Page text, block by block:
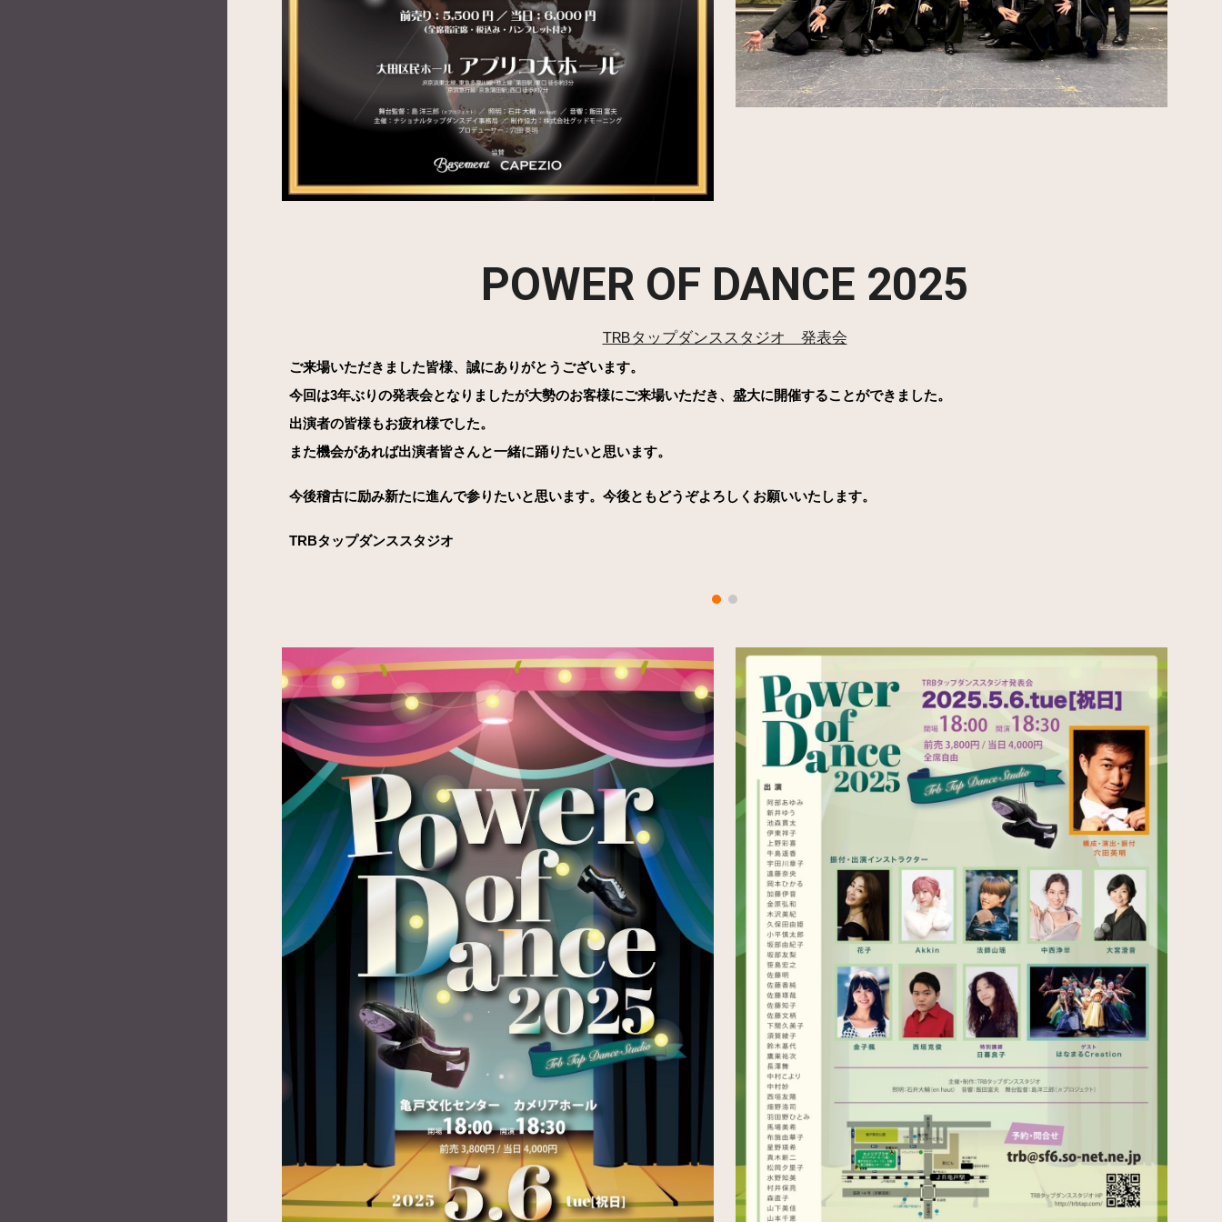
POWER OF DANCE 2025
TRBタップダンススタジオ 発表会
ご来場いただきました皆様、誠にありがとうございます。
今回は3年ぶりの発表会となりましたが大勢のお客様にご来場いただき、盛大に開催することができました。
出演者の皆様もお疲れ様でした。
また機会があれば出演者皆さんと一緒に踊りたいと思います。
今後稽古に励み新たに進んで参りたいと思います。今後ともどうぞよろしくお願いいたします。
TRBタップダンススタジオ